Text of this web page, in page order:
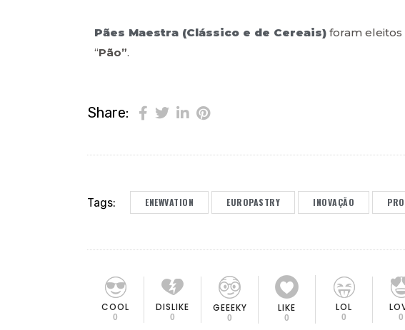
Pães Maestra (Clássico e de Cereais) foram eleitos
“Pão”.
Share:
Tags: ENEWVATION EUROPASTRY INOVAÇÃO
COOL
0
DISLIKE
0
GEEEKY
0
LIKE
0
LOL
0 0